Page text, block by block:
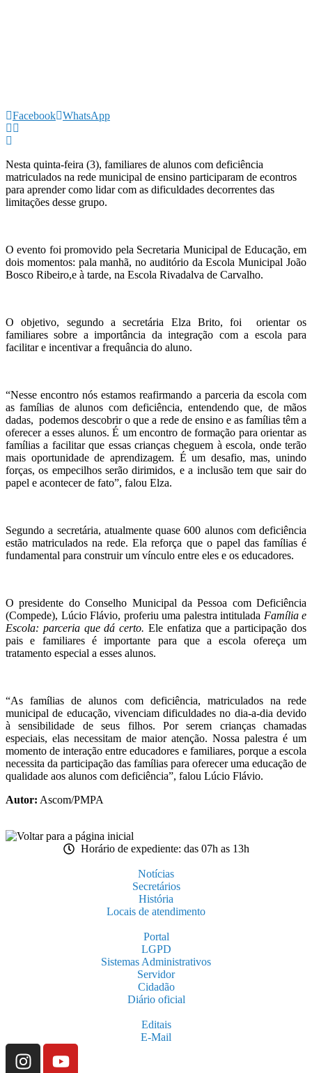
Facebook WhatsApp
Nesta quinta-feira (3), familiares de alunos com deficiência
matriculados na rede municipal de ensino participaram de econtros
para aprender como lidar com as dificuldades decorrentes das
limitações desse grupo.
O evento foi promovido pela Secretaria Municipal de Educação, em
dois momentos: pala manhã, no auditório da Escola Municipal João
Bosco Ribeiro,e à tarde, na Escola Rivadalva de Carvalho.
O objetivo, segundo a secretária Elza Brito, foi
orientar os
familiares sobre a importância da integração com a escola para
facilitar e incentivar a frequância do aluno.
“Nesse encontro nós estamos reafirmando a parceria da escola com
as famílias de alunos com deficiência, entendendo que, de mãos
dadas, podemos descobrir o que a rede de ensino e as famílias têm a
oferecer a esses alunos. É um encontro de formação para orientar as
famílias a facilitar que essas crianças cheguem à escola, onde terão
mais oportunidade de aprendizagem. É um desafio, mas, unindo
forças, os empecilhos serão dirimidos, e a inclusão tem que sair do
papel e acontecer de fato”, falou Elza.
Segundo a secretária, atualmente quase 600 alunos com deficiência
estão matriculados na rede. Ela reforça que o papel das famílias é
fundamental para construir um vínculo entre eles e os educadores.
O presidente do Conselho Municipal da Pessoa com Deficiência
(Compede), Lúcio Flávio, proferiu uma palestra intitulada Família e
Escola: parceria que dá certo. Ele enfatiza que a participação dos
pais e familiares é importante para que a escola ofereça um
tratamento especial a esses alunos.
“As famílias de alunos com deficiência, matriculados na rede
municipal de educação, vivenciam dificuldades no dia-a-dia devido
à sensibilidade de seus filhos. Por serem crianças chamadas
especiais, elas necessitam de maior atenção. Nossa palestra é um
momento de interação entre educadores e familiares, porque a escola
necessita da participação das famílias para oferecer uma educação de
qualidade aos alunos com deficiência”, falou Lúcio Flávio.
Autor: Ascom/PMPA
Horário de expediente: das 07h as 13h
Notícias
Secretários
História
Locais de atendimento
Portal
LGPD
Sistemas Administrativos
Servidor
Cidadão
Diário oficial
Editais
E-Mail